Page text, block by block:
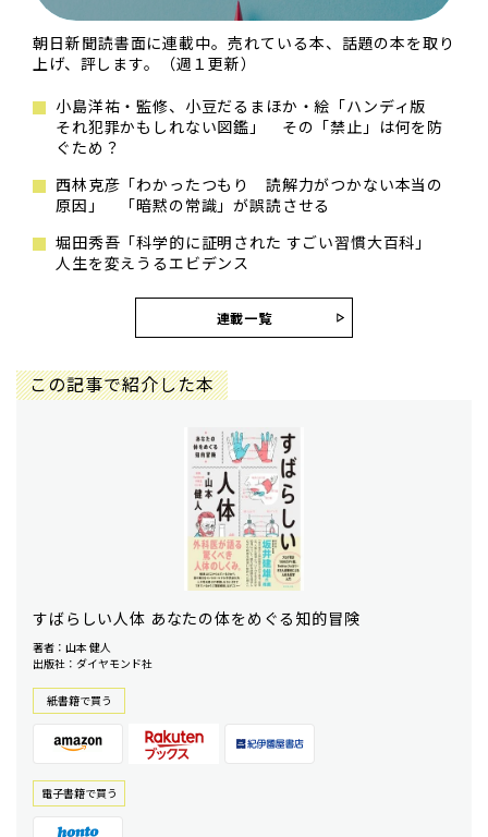
朝日新聞読書面に連載中。売れている本、話題の本を取り
上げ、評します。（週１更新）
小島洋祐・監修、小豆だるまほか・絵「ハンディ版
それ犯罪かもしれない図鑑」 その「禁止」は何を防
ぐため？
西林克彦「わかったつもり 読解力がつかない本当の
原因」 「暗黙の常識」が誤読させる
堀田秀吾「科学的に証明された すごい習慣大百科」
人生を変えうるエビデンス
連載一覧
この記事で紹介した本
すばらしい人体 あなたの体をめぐる知的冒険
著者：山本 健人
出版社：ダイヤモンド社
紙書籍で買う
電⼦書籍で買う